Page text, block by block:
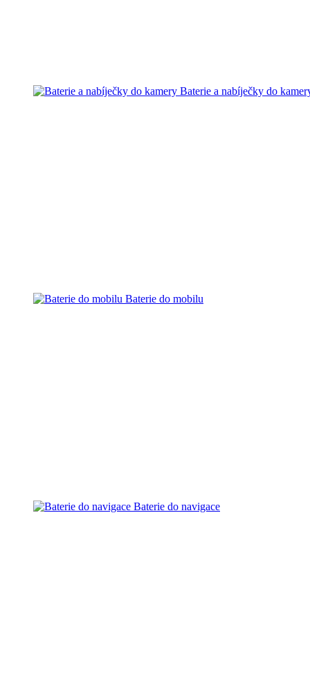
Baterie a nabíječky do
Baterie do mobilu
Baterie do navigace